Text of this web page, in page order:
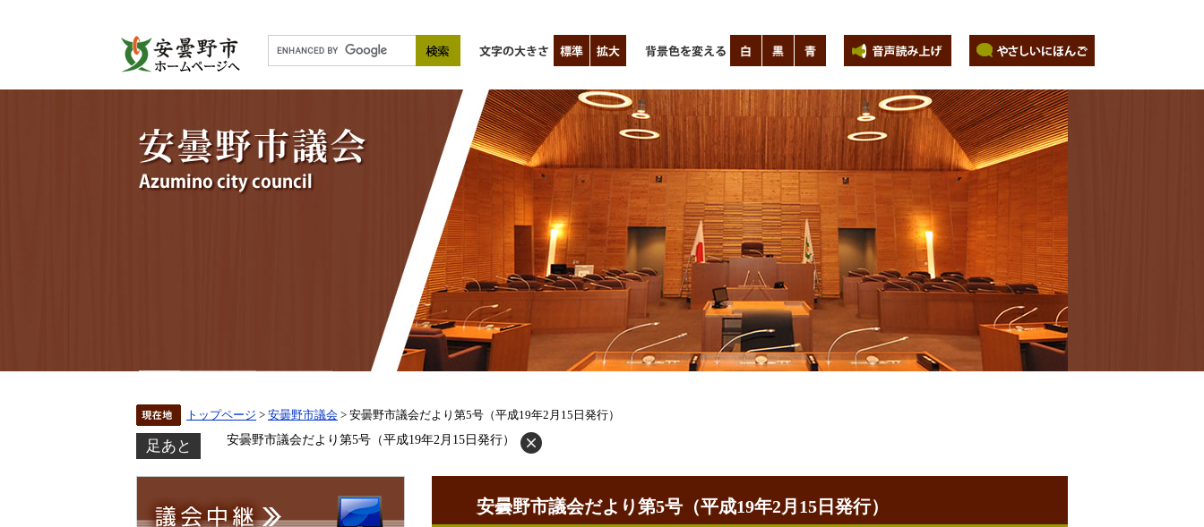
トップページ > 安曇野市議会 > 安曇野市議会だより第5号（平成19年2月15日発行）
足あと 安曇野市議会だより第5号（平成19年2月15日発行）
安曇野市議会だより第5号（平成19年2月15日発行）